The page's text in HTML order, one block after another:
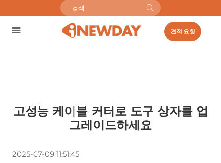
견적 요청
고성능 케이블 커터로 도구 상자를 업
그레이드하세요
2025-07-09 11:51:45